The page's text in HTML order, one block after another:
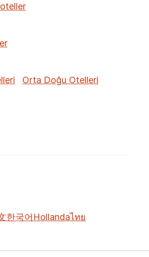
Orta Doğu Otelleri
한국어 Hollandaไทย